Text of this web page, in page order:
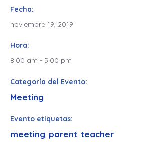
Fecha:
noviembre 19, 2019
Hora:
8:00 am - 5:00 pm
Categoría del Evento:
Meeting
Evento etiquetas:
meeting, parent, teacher